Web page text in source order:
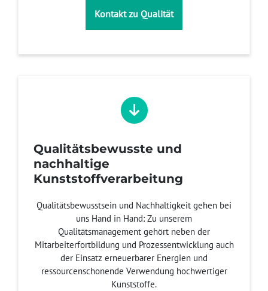
Kontakt zu Qualität
Qualitätsbewusste und
nachhaltige
Kunststoffverarbeitung
Qualitätsbewusstsein und Nachhaltigkeit gehen bei
uns Hand in Hand: Zu unserem
Qualitätsmanagement gehört neben der
Mitarbeiterfortbildung und Prozessentwicklung auch
der Einsatz erneuerbarer Energien und
ressourcenschonende Verwendung hochwertiger
Kunststoffe.